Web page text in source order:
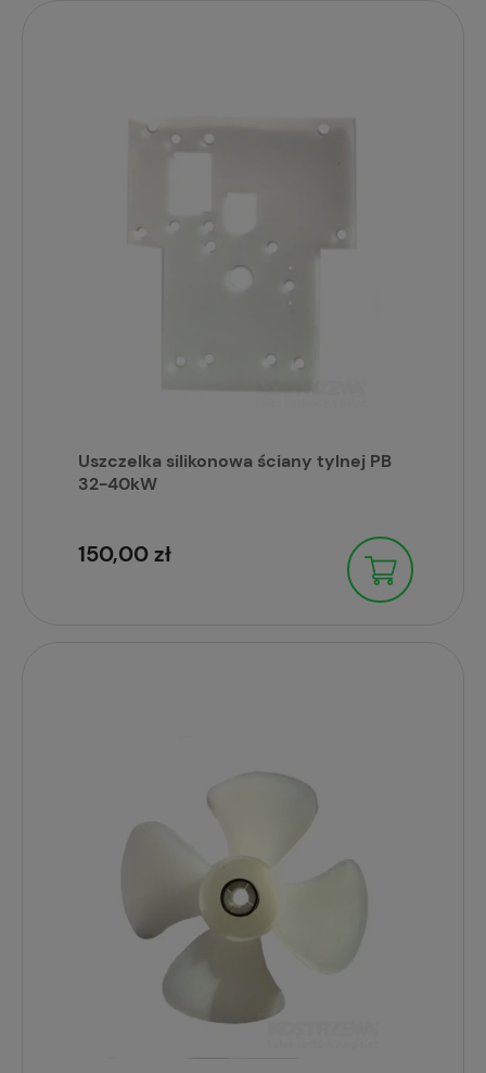
Uszczelka silikonowa ściany tylnej PB
32-40kW
150,00 zł